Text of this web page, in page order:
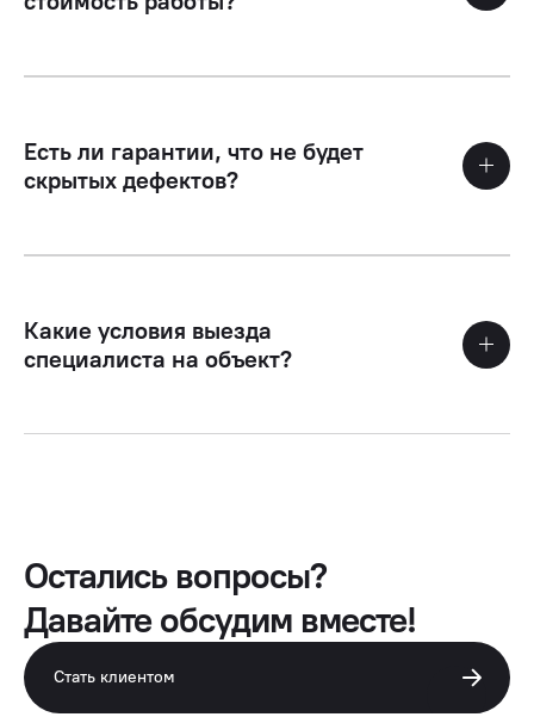
Есть ли гарантии, что не будет
скрытых дефектов?
Какие условия выезда
специалиста на объект?
Остались вопросы?
Давайте обсудим вместе!
Стать клиентом